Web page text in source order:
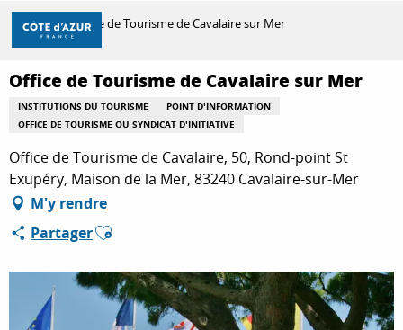
Aller
contenu
principal
DÉCOUVRIR
À FAIRE
SÉJOURNER
Accueil Office de Tourisme de Cavalaire sur Mer
Office de Tourisme de Cavalaire sur Mer
INSTITUTIONS DU TOURISME
POINT D'INFORMATION
OFFICE DE TOURISME OU SYNDICAT D'INITIATIVE
Office de Tourisme de Cavalaire, 50, Rond-point St
Exupéry, Maison de la Mer, 83240 Cavalaire-sur-Mer
M'y rendre
PartagerAjouter aux favoris